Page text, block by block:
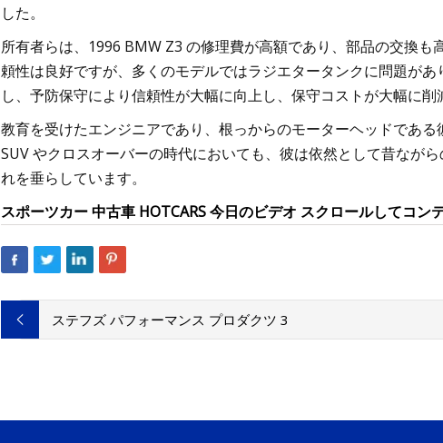
した。
所有者らは、1996 BMW Z3 の修理費が高額であり、部品の交換
頼性は良好ですが、多くのモデルではラジエタータンクに問題が
し、予防保守により信頼性が大幅に向上し、保守コストが大幅に削
教育を受けたエンジニアであり、根っからのモーターヘッドであ
SUV やクロスオーバーの時代においても、彼は依然として昔なが
れを垂らしています。
スポーツカー 中古車 HOTCARS 今日のビデオ スクロールしてコン
ステフズ パフォーマンス プロダクツ 3